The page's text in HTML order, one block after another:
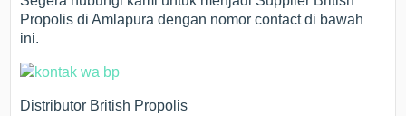
Propolis di Amlapura dengan nomor contact di bawah
ini.
Distributor British Propolis